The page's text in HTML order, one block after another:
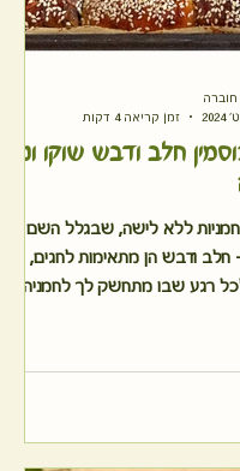
חלב ודבש שוקו וניל
פיתוח שלי ללחמניות ללא לישה, שבגלל השם
חלב ודבש הן מתאימות לחגים,
רגע שבו מתחשק לך לחמניה
חוברה
זמן קריאה 4 דקות